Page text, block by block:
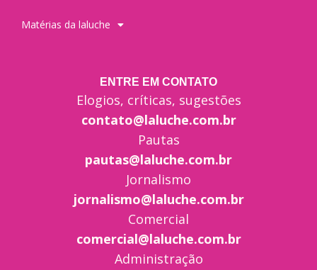
Matérias da laluche
ENTRE EM CONTATO
Elogios, críticas, sugestões
contato@laluche.com.br
Pautas
pautas@laluche.com.br
Jornalismo
jornalismo@laluche.com.br
Comercial
comercial@laluche.com.br
Administração